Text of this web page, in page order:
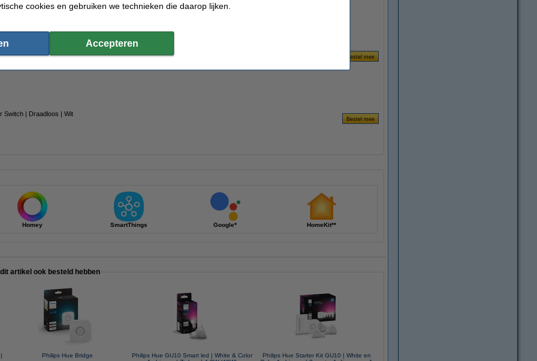
Switch | Draadloos | Wit
Homey SmartThings Google* HomeKit**
artikel ook besteld hebben
Philips Hue Bridge
Philips Hue GU10 Smart led | White & Color
Philips Hue Starter Kit GU10 | White en
cookies en gebruiken we technieken die daarop lijken.
Accepteren